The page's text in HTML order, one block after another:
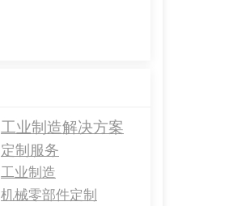
工业制造解决方案
定制服务
工业制造
机械零部件定制